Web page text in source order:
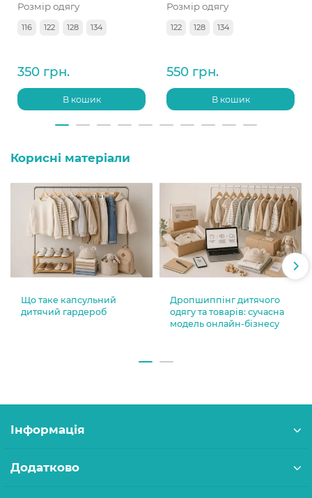
Розмір одягу
116 122 128 134
350 грн.
В кошик
Розмір одягу
122 128 134
550 грн.
В кошик
Корисні матеріали
Що таке капсульний
дитячий гардероб
Дропшиппінг дитячого
одягу та товарів: сучасна
модель онлайн-бізнесу
Інформація
Додатково